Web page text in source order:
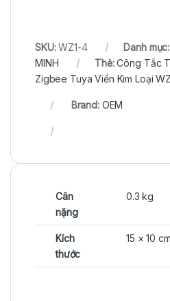
SKU:WZ1-4 Danh mục:
MINH
Thẻ:Công Tắc
Zigbee Tuya Viền Kim Loại
Brand: OEM
Cân
nặng
0.3 kg
Kích
thước
15 × 10 cm